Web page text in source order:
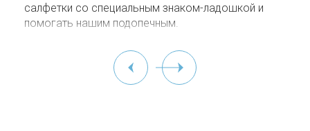
салфетки со специальным знаком-ладошкой и
помогать нашим подопечным.